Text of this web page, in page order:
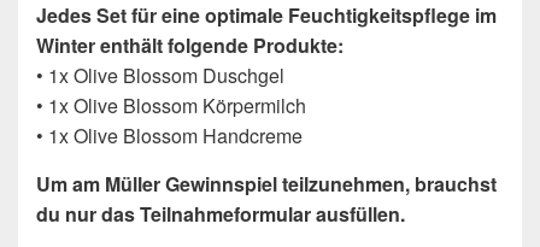
Jedes Set für eine optimale Feuchtigkeitspflege im
Winter enthält folgende Produkte:
• 1x Olive Blossom Duschgel
• 1x Olive Blossom Körpermilch
• 1x Olive Blossom Handcreme
Um am Müller Gewinnspiel teilzunehmen, brauchst
du nur das Teilnahmeformular ausfüllen.